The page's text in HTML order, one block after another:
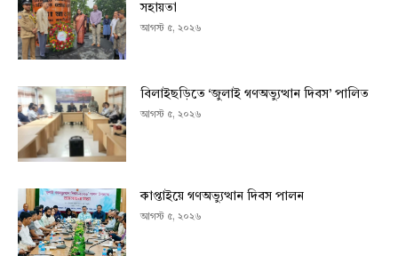
সহায়তা
আগস্ট ৫, ২০২৬
বিলাইছড়িতে ‘জুলাই গণঅভ্যুত্থান দিবস’ পালিত
আগস্ট ৫, ২০২৬
কাপ্তাইয়ে গণঅভ্যুত্থান দিবস পালন
আগস্ট ৫, ২০২৬